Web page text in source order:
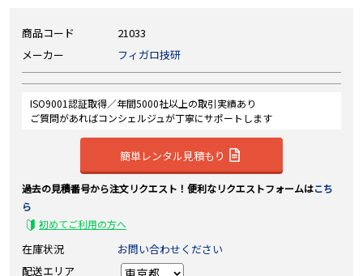
商品コード
21033
メーカー
フィガロ技研
ISO9001認証取得／年間5000社以上の取引実績あり
ご質問があればコンシェルジュが丁寧にサポートします
簡単レンタル見積もり
過去の見積番号から注文リクエスト！便利なリクエストフォームはこち
ら
初めてご利用の方へ
在庫状況
お問い合わせください
配送エリア